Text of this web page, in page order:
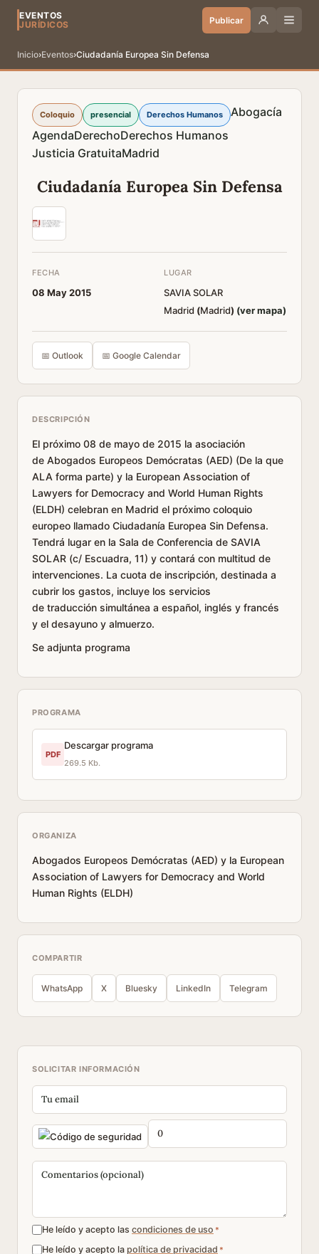
EVENTOS
JURÍDICOS
Publicar
Inicio›Eventos›Ciudadanía Europea Sin Defensa
Coloquio presencial Derechos Humanos
Abogacía
AgendaDerechoDerechos Humanos
Justicia GratuitaMadrid
Ciudadanía Europea Sin Defensa
FECHA
08 May 2015
LUGAR
SAVIA SOLAR
Madrid (Madrid) (ver mapa)
📅 Outlook 📅 Google Calendar
DESCRIPCIÓN
El próximo 08 de mayo de 2015 la asociación
de Abogados Europeos Demócratas (AED) (De la que
ALA forma parte) y la European Association of
Lawyers for Democracy and World Human Rights
(ELDH) celebran en Madrid el próximo coloquio
europeo llamado Ciudadanía Europea Sin Defensa.
Tendrá lugar en la Sala de Conferencia de SAVIA
SOLAR (c/ Escuadra, 11) y contará con multitud de
intervenciones. La cuota de inscripción, destinada a
cubrir los gastos, incluye los servicios
de traducción simultánea a español, inglés y francés
y el desayuno y almuerzo.
Se adjunta programa
PROGRAMA
PDF
Descargar programa
269.5 Kb.
ORGANIZA
Abogados Europeos Demócratas (AED) y la European
Association of Lawyers for Democracy and World
Human Rights (ELDH)
COMPARTIR
WhatsApp X Bluesky LinkedIn Telegram
SOLICITAR INFORMACIÓN
He leído y acepto las condiciones de uso *
He leído y acepto la política de privacidad *